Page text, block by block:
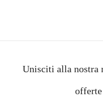
Unisciti alla nostra